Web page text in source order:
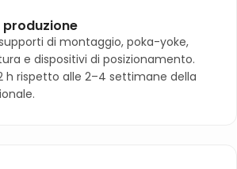
di montaggio, poka-yoke,
e dispositivi di posizionamento.
h rispetto alle 2–4 settimane della